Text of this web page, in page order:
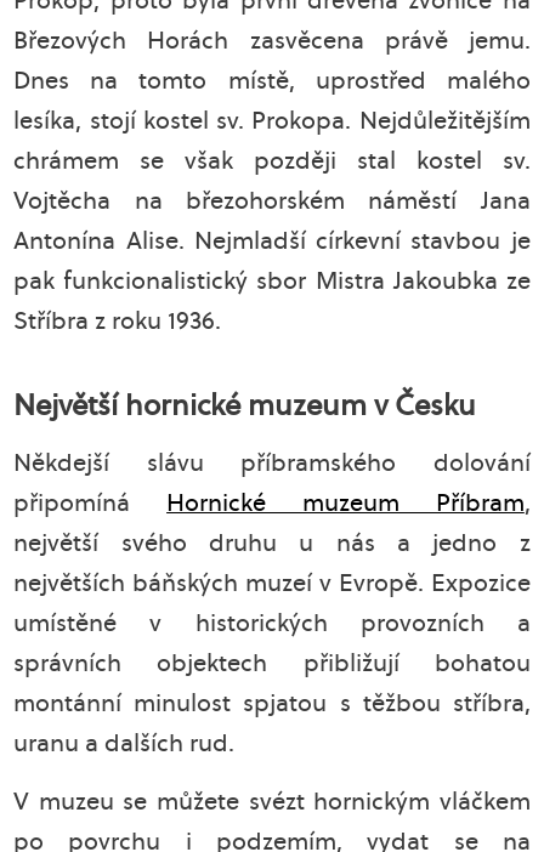
Březových Horách zasvěcena právě jemu.
Dnes na tomto místě, uprostřed malého
lesíka, stojí kostel sv. Prokopa. Nejdůležitějším
chrámem se však později stal kostel sv.
Vojtěcha na březohorském náměstí Jana
Antonína Alise. Nejmladší církevní stavbou je
pak funkcionalistický sbor Mistra Jakoubka ze
Stříbra z roku 1936.
Největší hornické muzeum v Česku
Někdejší slávu příbramského dolování
připomíná Hornické muzeum Příbram,
největší svého druhu u nás a jedno z
největších báňských muzeí v Evropě. Expozice
umístěné v historických provozních a
správních objektech přibližují bohatou
montánní minulost spjatou s těžbou stříbra,
uranu a dalších rud.
V muzeu se můžete svézt hornickým vláčkem
po povrchu i podzemím, vydat se na